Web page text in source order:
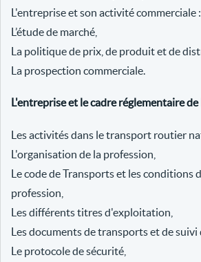
L'entreprise et son activité commerciale :
L’étude de marché,
La politique de prix, de produit et de
La prospection commerciale.
L'entreprise et le cadre réglementaire
Les activités dans le transport routier
L'organisation de la profession,
Le code de Transports et les conditions
profession,
Les différents titres d'exploitation,
Les documents de transports et de suivi
Le protocole de sécurité,